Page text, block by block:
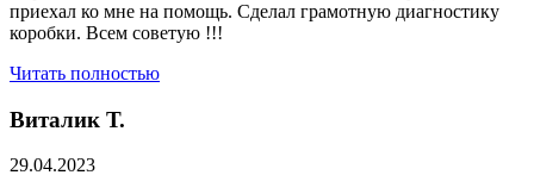
приехал ко мне на помощь. Сделал грамотную диагностику
коробки. Всем советую !!!
Читать полностью
Виталик Т.
29.04.2023